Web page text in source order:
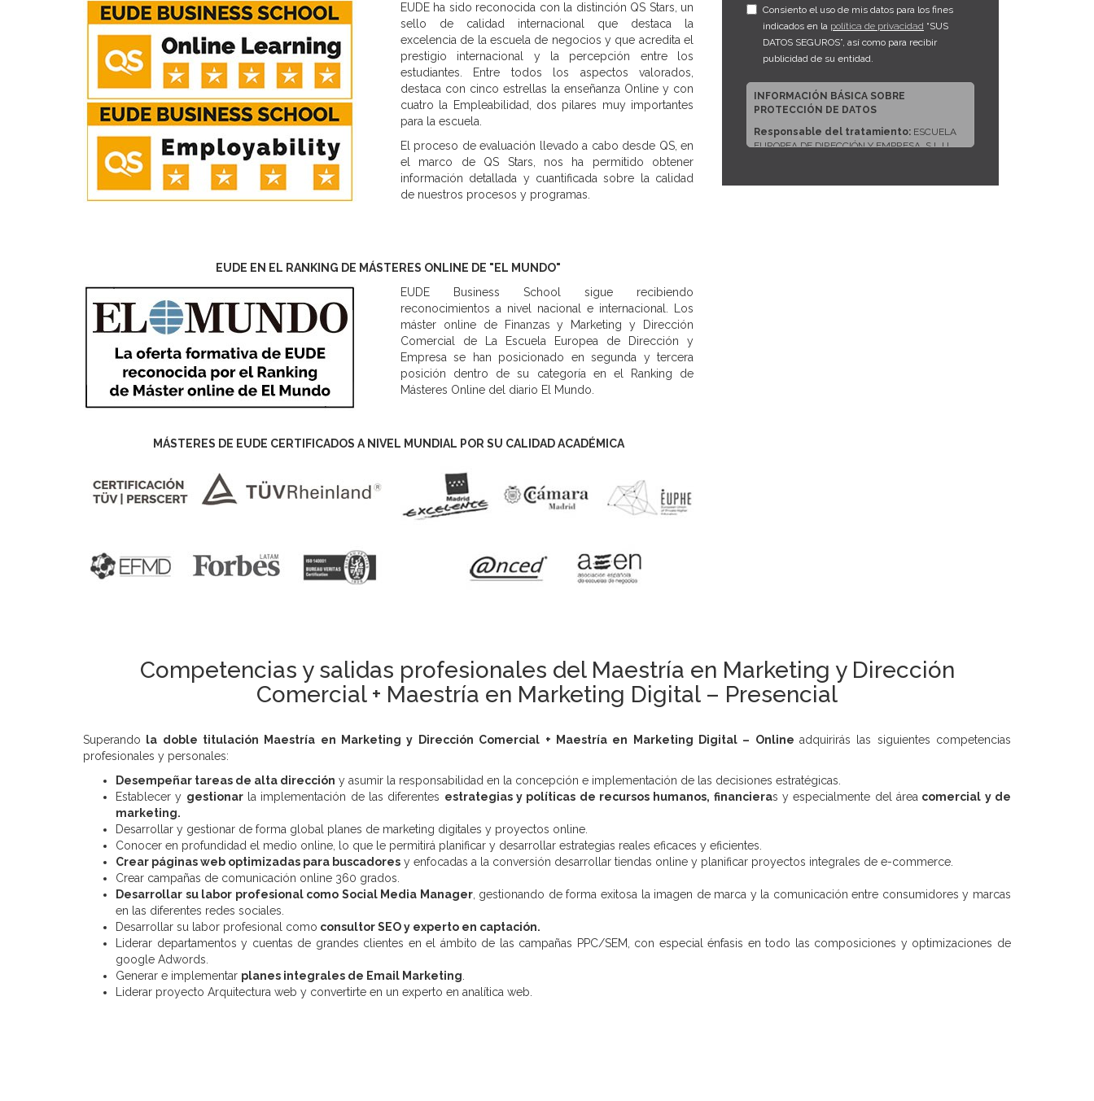
EUDE ha sido reconocida con la distinción QS Stars, un
sello de calidad internacional que destaca la
excelencia de la escuela de negocios y que acredita el
prestigio internacional y la percepción entre los
estudiantes. Entre todos los aspectos valorados,
destaca con cinco estrellas la enseñanza Online y con
cuatro la Empleabilidad, dos pilares muy importantes
para la escuela.
El proceso de evaluación llevado a cabo desde QS, en
el marco de QS Stars, nos ha permitido obtener
información detallada y cuantificada sobre la calidad
de nuestros procesos y programas.
EUDE EN EL RANKING DE MÁSTERES ONLINE DE "EL MUNDO"
EUDE Business School sigue recibiendo
reconocimientos a nivel nacional e internacional. Los
máster online de Finanzas y Marketing y Dirección
Comercial de La Escuela Europea de Dirección y
Empresa se han posicionado en segunda y tercera
posición dentro de su categoría en el Ranking de
Másteres Online del diario El Mundo.
MÁSTERES DE EUDE CERTIFICADOS A NIVEL MUNDIAL POR SU CALIDAD ACADÉMICA
Consiento el uso de mis datos para los fines
indicados en la política de privacidad “SUS
DATOS SEGUROS”, así como para recibir
publicidad de su entidad.
INFORMACIÓN BÁSICA SOBRE
PROTECCIÓN DE DATOS
Responsable del tratamiento: ESCUELA
EUROPEA DE DIRECCIÓN Y EMPRESA, S.L.U.
Competencias y salidas profesionales del Maestría en Marketing y Dirección
Comercial + Maestría en Marketing Digital – Presencial
Superando la doble titulación Maestría en Marketing y Dirección Comercial + Maestría en Marketing Digital – Online adquirirás las siguientes competencias
profesionales y personales:
Desempeñar tareas de alta dirección y asumir la responsabilidad en la concepción e implementación de las decisiones estratégicas.
Establecer y gestionarla implementación de las diferentes estrategias y políticas de recursos humanos, financieras y especialmente del área comercial y de
marketing.
Desarrollar y gestionar de forma global planes de marketing digitales y proyectos online.
Conocer en profundidad el medio online, lo que le permitirá planificar y desarrollar estrategias reales eficaces y eficientes.
Crear páginas web optimizadas para buscadores y enfocadas a la conversión desarrollar tiendas online y planificar proyectos integrales de e-commerce.
Crear campañas de comunicación online 360 grados.
Desarrollar su labor profesional como Social Media Manager, gestionando de forma exitosa la imagen de marca y la comunicación entre consumidores y marcas
en las diferentes redes sociales.
Desarrollar su labor profesional como consultor SEO y experto en captación.
Liderar departamentos y cuentas de grandes clientes en el ámbito de las campañas PPC/SEM, con especial énfasis en todo las composiciones y optimizaciones de
google Adwords.
Generar e implementar planes integrales de Email Marketing
Liderar proyecto Arquitectura web y convertirte en un experto en analítica web.